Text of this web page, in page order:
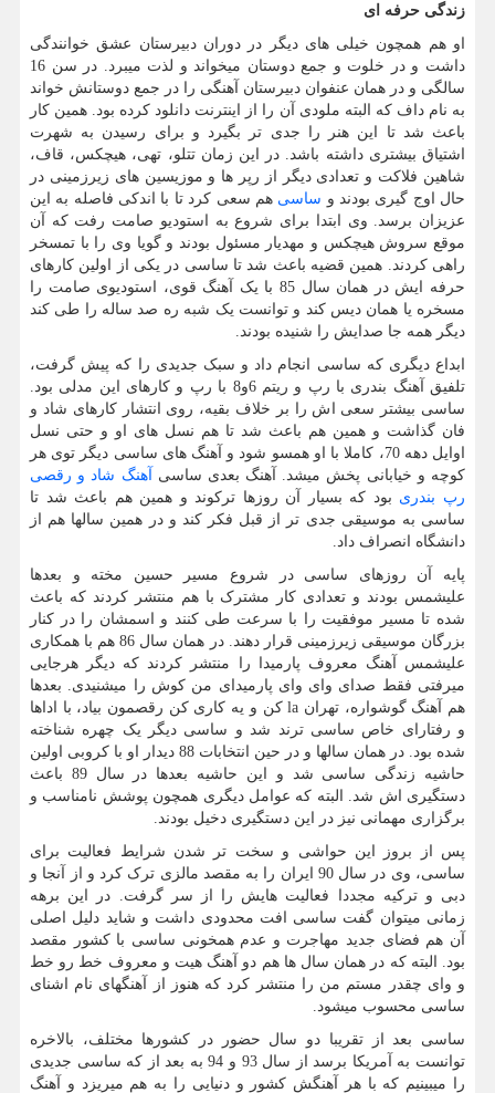
زندگی حرفه ای
او هم همچون خیلی های دیگر در دوران دبیرستان عشق خوانندگی
داشت و در خلوت و جمع دوستان میخواند و لذت میبرد. در سن 16
سالگی و در همان عنفوان دبیرستان آهنگی را در جمع دوستانش خواند
به نام داف که البته ملودی آن را از اینترنت دانلود کرده بود. همین کار
باعث شد تا این هنر را جدی تر بگیرد و برای رسیدن به شهرت
اشتیاق بیشتری داشته باشد. در این زمان تتلو، تهی، هیچکس، قاف،
شاهین فلاکت و تعدادی دیگر از رپر ها و موزیسین های زیرزمینی در
حال اوج گیری بودند و ساسی هم سعی کرد تا با اندکی فاصله به این
عزیزان برسد. وی ابتدا برای شروع به استودیو صامت رفت که آن
موقع سروش هیچکس و مهدیار مسئول بودند و گویا وی را با تمسخر
راهی کردند. همین قضیه باعث شد تا ساسی در یکی از اولین کارهای
حرفه ایش در همان سال 85 با یک آهنگ قوی، استودیوی صامت را
مسخره یا همان دیس کند و توانست یک شبه ره صد ساله را طی کند
دیگر همه جا صدایش را شنیده بودند.
ابداع دیگری که ساسی انجام داد و سبک جدیدی را که پیش گرفت،
تلفیق آهنگ بندری با رپ و ریتم 6و8 با رپ و کارهای این مدلی بود.
ساسی بیشتر سعی اش را بر خلاف بقیه، روی انتشار کارهای شاد و
فان گذاشت و همین هم باعث شد تا هم نسل های او و حتی نسل
اوایل دهه 70، کاملا با او همسو شود و آهنگ های ساسی دیگر توی هر
کوچه و خیابانی پخش میشد. آهنگ بعدی ساسی آهنگ شاد و رقصی
رپ بندری بود که بسیار آن روزها ترکوند و همین هم باعث شد تا
ساسی به موسیقی جدی تر از قبل فکر کند و در همین سالها هم از
دانشگاه انصراف داد.
پایه آن روزهای ساسی در شروع مسیر حسین مخته و بعدها
علیشمس بودند و تعدادی کار مشترک با هم منتشر کردند که باعث
شده تا مسیر موفقیت را با سرعت طی کنند و اسمشان را در کنار
بزرگان موسیقی زیرزمینی قرار دهند. در همان سال 86 هم با همکاری
علیشمس آهنگ معروف پارمیدا را منتشر کردند که دیگر هرجایی
میرفتی فقط صدای وای وای پارمیدای من کوش را میشنیدی. بعدها
هم آهنگ گوشواره، تهران laکن و یه کاری کن رقصمون بیاد، با اداها
و رفتارای خاص ساسی ترند شد و ساسی دیگر یک چهره شناخته
شده بود. در همان سالها و در حین انتخابات 88 دیدار او با کروبی اولین
حاشیه زندگی ساسی شد و این حاشیه بعدها در سال 89 باعث
دستگیری اش شد. البته که عوامل دیگری همچون پوشش نامناسب و
برگزاری مهمانی نیز در این دستگیری دخیل بودند.
پس از بروز این حواشی و سخت تر شدن شرایط فعالیت برای
ساسی، وی در سال 90 ایران را به مقصد مالزی ترک کرد و از آنجا و
دبی و ترکیه مجددا فعالیت هایش را از سر گرفت. در این برهه
زمانی میتوان گفت ساسی افت محدودی داشت و شاید دلیل اصلی
آن هم فضای جدید مهاجرت و عدم همخونی ساسی با کشور مقصد
بود. البته که در همان سال ها هم دو آهنگ هیت و معروف خط رو خط
و وای چقدر مستم من را منتشر کرد که هنوز از آهنگهای نام اشنای
ساسی محسوب میشود.
ساسی بعد از تقریبا دو سال حضور در کشورها مختلف، بالاخره
توانست به آمریکا برسد از سال 93 و 94 به بعد از که ساسی جدیدی
را میبینیم که با هر آهنگش کشور و دنیایی را به هم میریزد و آهنگ